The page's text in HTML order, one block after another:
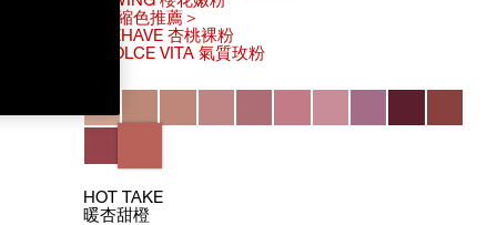
＜收縮色推薦＞
－BEHAVE 杏桃裸粉
－DOLCE VITA 氣質玫粉
Variations
HOT TAKE
暖杏甜橙